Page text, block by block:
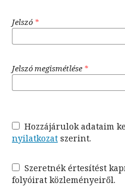
Jelszó *
Jelszó megismétlése *
Hozzájárulok adataim
nyilatkozat szerint.
folyóirat közleményeiről.